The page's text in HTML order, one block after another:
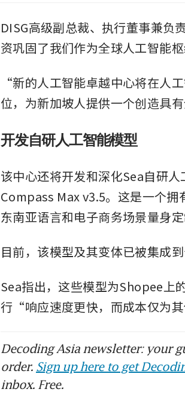
DISG高级副总裁、执行董事兼
资巩固了我们作为全球人工智能
“新的人工智能卓越中心将在人
位，为新加坡人提供一个创造具
开发自研人工智能模型
该中心还将开发和深化Sea自研
Compass Max v3.5。这是一个
东南亚语言和电子商务场景量身定
目前，该模型及其变体已被集成
Sea指出，这些模型为Shopee上
行“响应速度更快，而成本仅为
Decoding Asia newsletter: your
order. Sign up here to get
inbox. Free.